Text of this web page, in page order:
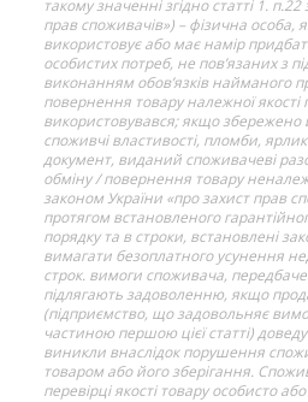
такому значенні згідно статті 1.
прав споживачів») – фізична особа,
використовує або має намір
особистих потреб, не пов’язаних з
виконанням обов’язків найманого
повернення товару належної
використовувався; якщо збережено
споживчі властивості, пломби,
документ, виданий споживачеві
обміну / повернення товару
законом України «про захист прав
протягом встановленого
порядку та в строки, встановлені
вимагати безоплатного усунення
строк. вимоги споживача,
підлягають задоволенню, якщо
(підприємство, що задовольняє
частиною першою цієї статті)
виникли внаслідок порушення
товаром або його зберігання.
перевірці якості товару особисто